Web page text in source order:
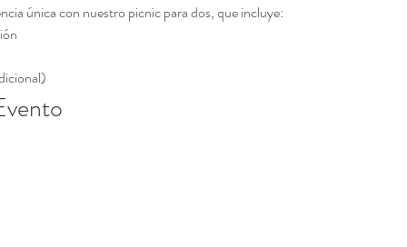
única con nuestro picnic para dos, que incluye: